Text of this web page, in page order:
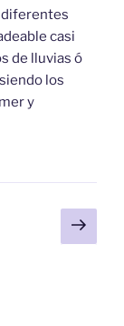
diferentes
casi
de lluvias ó
los
y